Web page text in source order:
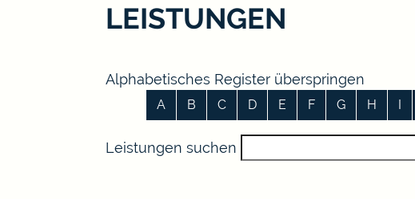
LEISTUNGEN
Alphabetisches Register überspringen
A B C D E F G H I
Leistungen suchen